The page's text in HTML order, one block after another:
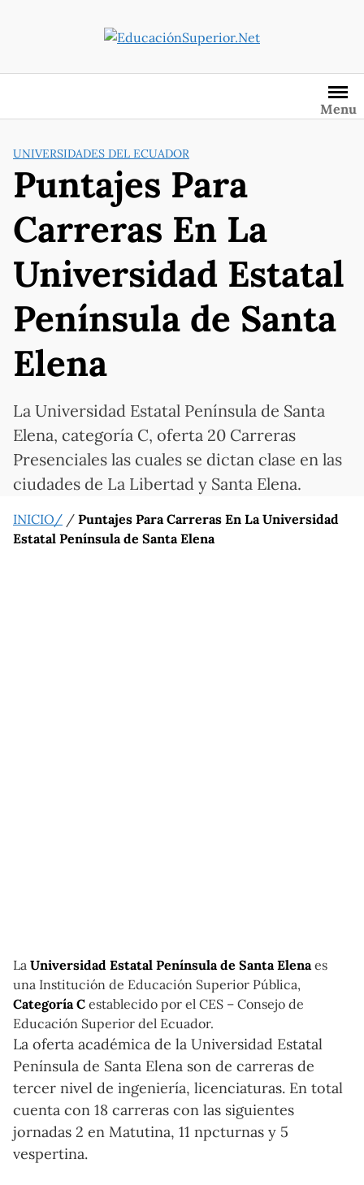
Menu
UNIVERSIDADES DEL ECUADOR
Puntajes Para
Carreras En La
Universidad Estatal
Península de Santa
Elena
La Universidad Estatal Península de Santa
Elena, categoría C, oferta 20 Carreras
Presenciales las cuales se dictan clase en las
ciudades de La Libertad y Santa Elena.
INICIO/ / Puntajes Para Carreras En La Universidad
Estatal Península de Santa Elena
La Universidad Estatal Península de Santa Elenaes
una Institución de Educación Superior Pública,
Categoría C establecido por el CES – Consejo de
Educación Superior del Ecuador.
La oferta académica de la Universidad Estatal
Península de Santa Elena son de carreras de
tercer nivel de ingeniería, licenciaturas. En total
cuenta con 18 carreras con las siguientes
jornadas 2 en Matutina, 11 npcturnas y 5
vespertina.